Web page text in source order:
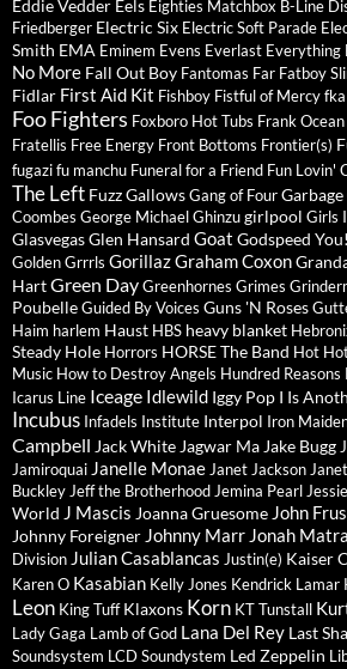
Eddie Vedder Eels Eighties Matchbox B-Line
Friedberger Electric Six Electric Soft Parade
Smith EMA Eminem Evens Everlast Everything
No More Fall Out Boy Fantomas Far Fatboy
Fidlar First Aid Kit Fishboy Fistful of Mercy
Foo Fighters Foxboro Hot Tubs Frank Ocean
Fratellis Free Energy Front Bottoms Frontier(s)
fugazifu manchu Funeral for a Friend Fun Lovin'
The Left FuzzGallowsGang of FourGarbage
Coombes George MichaelGhinzugirlpool Girls
GlasvegasGlen Hansard Goat Godspeed
Golden Grrrls GorillazGraham Coxon
HartGreen DayGreenhornes Grimes
PoubelleGuided By Voices Guns 'N Roses
Haim harlem Haust HBS heavy blanket
Steady Hole Horrors HORSE The Band Hot
Music How to Destroy Angels Hundred Reasons
Icarus Line Iceage Idlewild Iggy Pop I Is
Incubus Infadels Institute Interpol Iron
Campbell Jack White Jagwar Ma Jake Bugg
Jamiroquai Janelle Monae Janet Jackson
Buckley Jeff the Brotherhood Jemina Pearl
World J Mascis Joanna Gruesome John
Johnny Foreigner Johnny Marr Jonah
Division Julian Casablancas Justin(e) Kaiser
Karen O Kasabian Kelly Jones Kendrick Lamar
Leon King Tuff Klaxons Korn KT Tunstall
Lady Gaga Lamb of God Lana Del Rey Last
Soundsystem LCD Soundystem Led Zeppelin